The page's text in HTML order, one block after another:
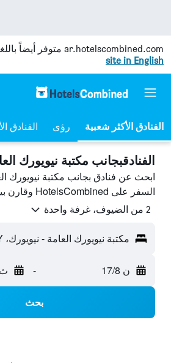
ar.hotelscombined.com متوفر أيضاً
site in English
رؤى الفنادق
الفنادقبجانب مكتبة نيويورك
ابحث عن فنادق بجانب مكتبة نيويورك
السفر على HotelsCombined وقارن بينها ووفّر.
2 من الضيوف، غرفة واحدة
ن 17/8 - ث 18/8
بحث